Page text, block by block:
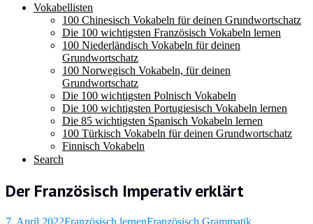
Vokabellisten
100 Chinesisch Vokabeln für deinen Grundwortschatz
Die 100 wichtigsten Französisch Vokabeln lernen
100 Niederländisch Vokabeln für deinen
Grundwortschatz
100 Norwegisch Vokabeln, für deinen
Grundwortschatz
Die 100 wichtigsten Polnisch Vokabeln
Die 100 wichtigsten Portugiesisch Vokabeln lernen
Die 85 wichtigsten Spanisch Vokabeln lernen
100 Türkisch Vokabeln für deinen Grundwortschatz
Finnisch Vokabeln
Search
Der Französisch Imperativ erklärt
7. April 2022Französisch lernenFranzösisch Grammatik,